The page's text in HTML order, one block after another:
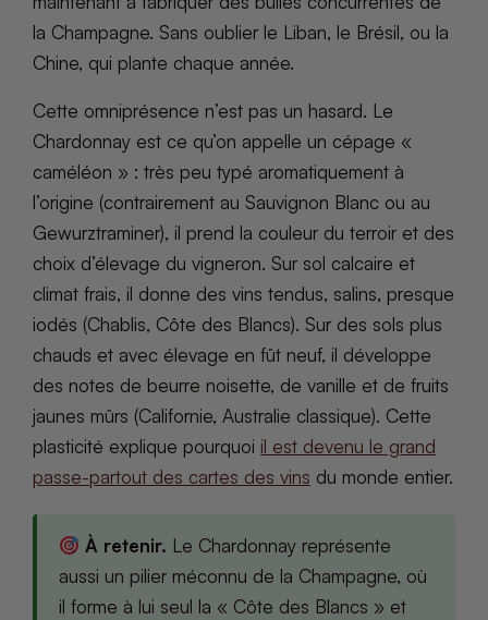
la Champagne. Sans oublier le Liban, le Brésil, ou la
Chine, qui plante chaque année.
Cette omniprésence n’est pas un hasard. Le
Chardonnay est ce qu’on appelle un cépage «
caméléon » : très peu typé aromatiquement à
l’origine (contrairement au Sauvignon Blanc ou au
Gewurztraminer), il prend la couleur du terroir et des
choix d’élevage du vigneron. Sur sol calcaire et
climat frais, il donne des vins tendus, salins, presque
iodés (Chablis, Côte des Blancs). Sur des sols plus
chauds et avec élevage en fût neuf, il développe
des notes de beurre noisette, de vanille et de fruits
jaunes mûrs (Californie, Australie classique). Cette
plasticité explique pourquoi il est devenu le grand
passe-partout des cartes des vins du monde entier.
À retenir. Le Chardonnay représente
aussi un pilier méconnu de la Champagne, où
il forme à lui seul la « Côte des Blancs » et